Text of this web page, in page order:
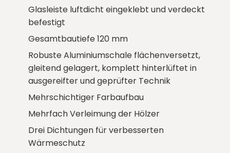
Glasleiste luftdicht eingeklebt und verdeckt
befestigt
Gesamtbautiefe 120 mm
Robuste Aluminiumschale flächenversetzt,
gleitend gelagert, komplett hinterlüftet in
ausgereifter und geprüfter Technik
Mehrschichtiger Farbaufbau
Mehrfach Verleimung der Hölzer
Drei Dichtungen für verbesserten
Wärmeschutz